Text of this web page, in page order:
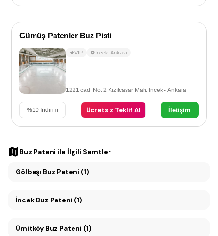
Gümüş Patenler Buz Pisti
VIP İncek Ankara
1221 cad. No: 2 Kızılcaşar Mah. İncek - Ankara
%10 İndirim Ücretsiz Teklif Al İletişim
Buz Pateni ile İlgili Semtler
Gölbaşı Buz Pateni (1)
İncek Buz Pateni (1)
Ümitköy Buz Pateni (1)